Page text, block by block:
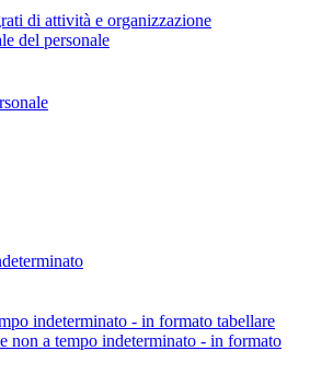
di attività e organizzazione
del personale
indeterminato - in formato tabellare
non a tempo indeterminato - in formato